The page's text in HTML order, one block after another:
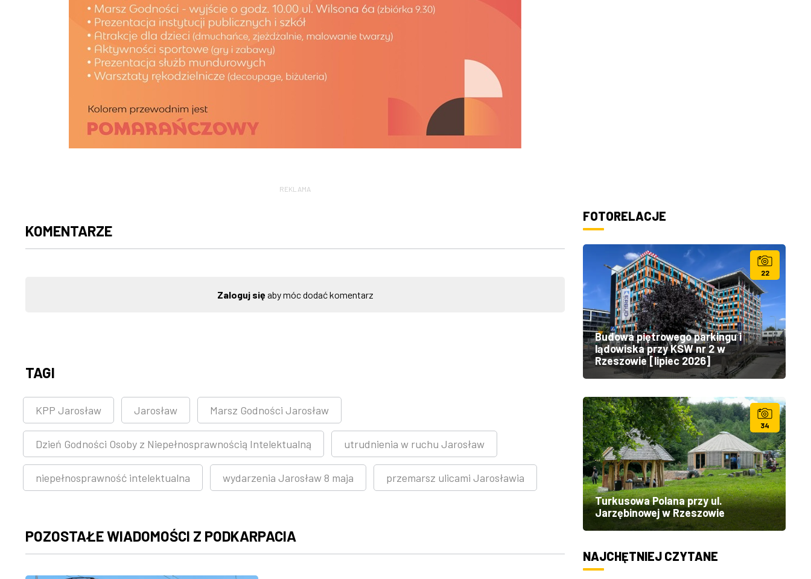
REKLAMA
KOMENTARZE
Zaloguj sięaby móc dodać komentarz
TAGI
KPP Jarosław Jarosław Marsz Godności Jarosław
Dzień Godności Osoby z Niepełnosprawnością Intelektualną utrudnienia w ruchu Jarosław
niepełnosprawność intelektualna wydarzenia Jarosław 8 maja przemarsz ulicami Jarosławia
POZOSTAŁE WIADOMOŚCI Z PODKARPACIA
FOTORELACJE
22
Budowa piętrowego parkingu i
lądowiska przy KSW nr 2 w
Rzeszowie [lipiec 2026]
34
Turkusowa Polana przy ul.
Jarzębinowej w Rzeszowie
NAJCHĘTNIEJ CZYTANE